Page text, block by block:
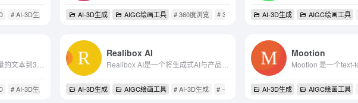
# AI-3D生成 # 主题实例微调
AI-3D生成 AIGC绘画工具 # 360度浏览 # 3D AI-3D生成 AIGC绘画工具
# AI-3D生成 # 法线贴图编码
Realibox AI
AI-3D生成 AIGC绘画工具 # AI-3D生成 # 一站式服务 # 协同评审
Mootion
AI-3D生成 AIGC绘画工具